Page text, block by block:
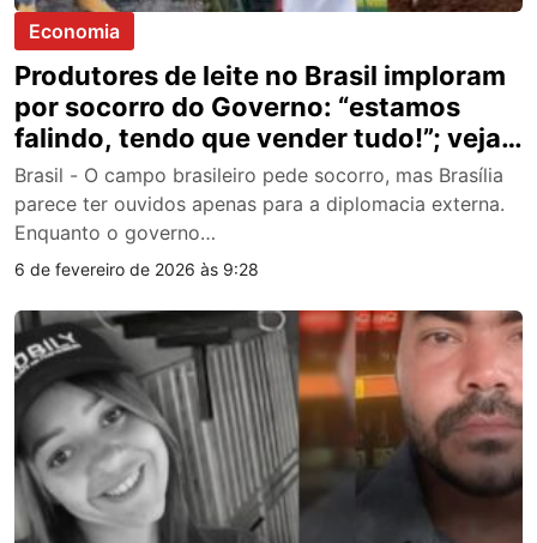
Economia
Produtores de leite no Brasil imploram
por socorro do Governo: “estamos
falindo, tendo que vender tudo!”; veja
vídeo
Brasil - O campo brasileiro pede socorro, mas Brasília
parece ter ouvidos apenas para a diplomacia externa.
Enquanto o governo…
6 de fevereiro de 2026 às 9:28